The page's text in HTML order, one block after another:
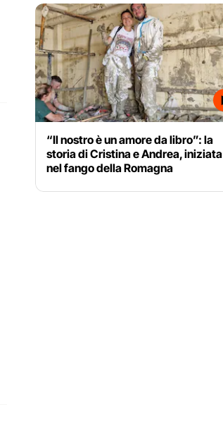
“Il nostro è un amore da libro”: la
storia di Cristina e Andrea, iniziata
nel fango della Romagna